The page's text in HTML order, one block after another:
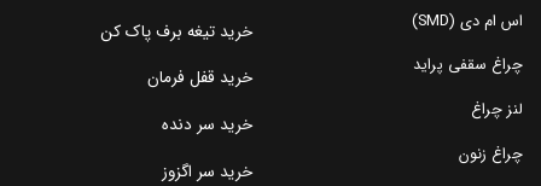
اس ام دی (SMD)
چراغ سقفی پراید
لنز چراغ
چراغ زنون
خرید تیغه برف پاک کن
خرید قفل فرمان
خرید سر دنده
خرید سر اگزوز